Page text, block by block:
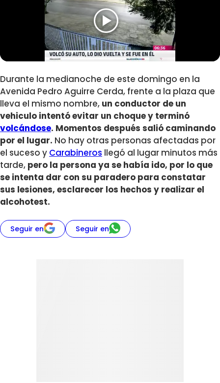
Durante la medianoche de este domingo en la
Avenida Pedro Aguirre Cerda, frente a la plaza que
lleva el mismo nombre, un conductor de un
vehiculo intentó evitar un choque y terminó
volcándose. Momentos después salió caminando
por el lugar. No hay otras personas afectadas por
el suceso y Carabineros llegó al lugar minutos más
tarde, pero la persona ya se había ido, por lo que
se intenta dar con su paradero para constatar
sus lesiones, esclarecer los hechos y realizar el
alcohotest.
Seguir en Seguir en